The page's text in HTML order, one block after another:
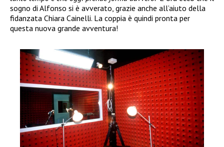
sogno di Alfonso si è avverato, grazie anche all’aiuto della
fidanzata Chiara Cainelli. La coppia è quindi pronta per
questa nuova grande avventura!